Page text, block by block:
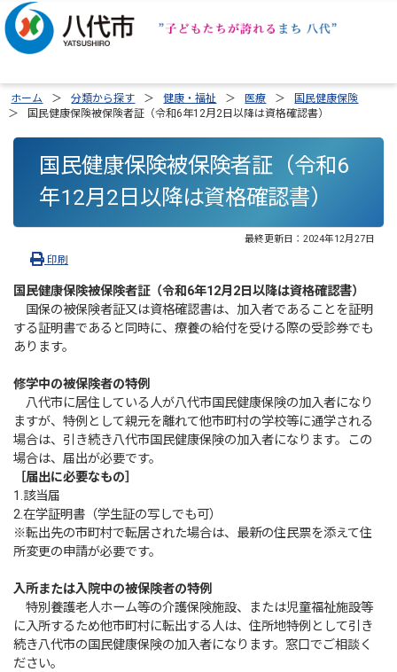
ホーム 分類から探す 健康・福祉 医療
国民健康保険
国民健康保険被保険者証（令和6年12月2日以降は資格確認書）
国民健康保険被保険者証（令和6
年12月2日以降は資格確認書）
最終更新日： 2024年12月27日
印刷
国民健康保険被保険者証（令和6年12月2日以降は資格確認書）
国保の被保険者証又は資格確認書は、加入者であることを証明
する証明書であると同時に、療養の給付を受ける際の受診券でも
あります。
修学中の被保険者の特例
八代市に居住している人が八代市国民健康保険の加入者になり
ますが、特例として親元を離れて他市町村の学校等に通学される
場合は、引き続き八代市国民健康保険の加入者になります。この
場合は、届出が必要です。
［届出に必要なもの］
1.該当届
2.在学証明書（学生証の写しでも可）
※転出先の市町村で転居された場合は、最新の住民票を添えて住
所変更の申請が必要です。
入所または入院中の被保険者の特例
特別養護老人ホーム等の介護保険施設、または児童福祉施設等
に入所するため他市町村に転出する人は、住所地特例として引き
続き八代市の国民健康保険の加入者になります。窓口でご相談く
ださい。